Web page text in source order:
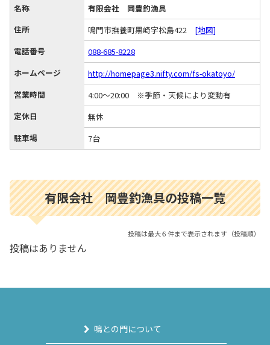
名称
有限会社 岡豊釣漁具
住所
鳴門市撫養町黒崎字松島422 [地図]
電話番号
088-685-8228
ホームページ
http://homepage3.nifty.com/fs-okatoyo/
営業時間
4:00～20:00 ※季節・天候により変動有
定休日
無休
駐車場
7台
有限会社 岡豊釣漁具の投稿一覧
投稿は最大６件まで表示されます（投稿順）
投稿はありません
鳴との門について